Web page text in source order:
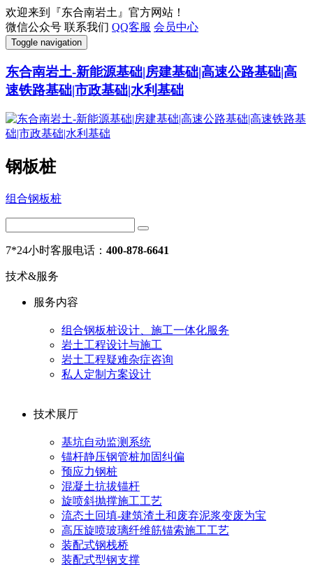
欢迎来到『东合南岩土』官方网站！
微信公众号 联系我们 QQ客服 会员中心
Toggle navigation
东合南岩土-新能源基础|房建基础|高速公路基础|高
速铁路基础|市政基础|水利基础
钢板桩
组合钢板桩
7*24小时客服电话： 400-878-6641
技术&服务
服务内容
组合钢板桩设计、施工一体化服务
岩土工程设计与施工
岩土工程疑难杂症咨询
私人定制方案设计
技术展厅
基坑自动监测系统
锚杆静压钢管桩加固纠偏
预应力钢桩
混凝土抗拔锚杆
旋喷斜抛撑施工工艺
流态土回填-建筑渣土和废弃泥浆变废为宝
高压旋喷玻璃纤维筋锚索施工工艺
装配式钢栈桥
装配式型钢支撑